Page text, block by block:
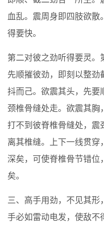
血乱。震周身即四肢欲散
得要快。
第二对彼之劲听得要灵
先顺摧彼劲，即刻以整
抖而己。欲震其头，先要
颈椎骨缝处走。欲震其胸
打不到彼脊椎骨缝处，震
离其椎缝。上下一线贯穿
深矣，可使脊椎骨节错位
矣。
三、高手用劲，不见其形
手必如雷动电发，使敌不